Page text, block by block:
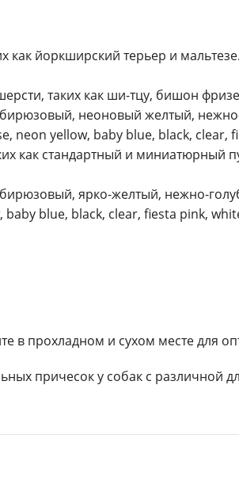
как йоркширский терьер и мальтезе.
таких как ши-тцу, бишон
неоновый желтый,
neon yellow, baby blue, black, clear,
как стандартный и миниатюрный
ярко-желтый, нежно-
blue, black, clear, fiesta pink,
в прохладном и сухом месте для
причесок у собак с различной